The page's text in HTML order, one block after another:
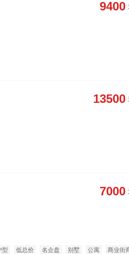
9400
13500
7000
型 低总价 名企盘 别墅 公寓 商业街